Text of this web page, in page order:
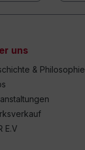
uns
& Philosophie
E.V